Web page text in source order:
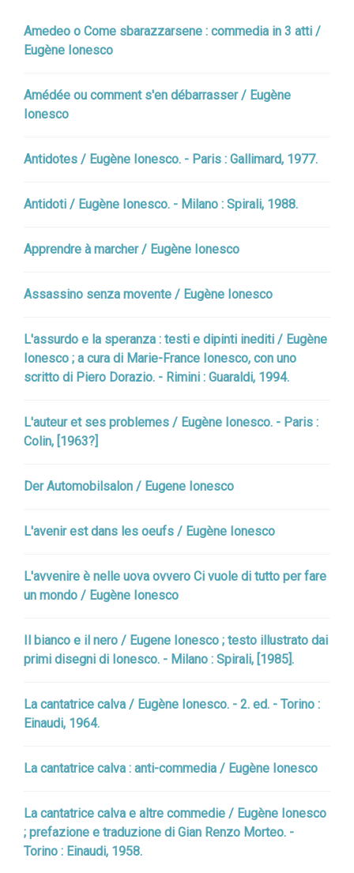
Amedeo o Come sbarazzarsene : commedia in 3 atti /
Eugène Ionesco
Amédée ou comment s'en débarrasser / Eugène
Ionesco
Antidotes / Eugène Ionesco. - Paris : Gallimard, 1977.
Antidoti / Eugène Ionesco. - Milano : Spirali, 1988.
Apprendre à marcher / Eugène Ionesco
Assassino senza movente / Eugène Ionesco
L'assurdo e la speranza : testi e dipinti inediti / Eugène
Ionesco ; a cura di Marie-France Ionesco, con uno
scritto di Piero Dorazio. - Rimini : Guaraldi, 1994.
L'auteur et ses problemes / Eugène Ionesco. - Paris :
Colin, [1963?]
Der Automobilsalon / Eugene Ionesco
L'avenir est dans les oeufs / Eugène Ionesco
L'avvenire è nelle uova ovvero Ci vuole di tutto per fare
un mondo / Eugène Ionesco
Il bianco e il nero / Eugene Ionesco ; testo illustrato dai
primi disegni di Ionesco. - Milano : Spirali, [1985].
La cantatrice calva / Eugène Ionesco. - 2. ed. - Torino :
Einaudi, 1964.
La cantatrice calva : anti-commedia / Eugène Ionesco
La cantatrice calva e altre commedie / Eugène Ionesco
; prefazione e traduzione di Gian Renzo Morteo. -
Torino : Einaudi, 1958.